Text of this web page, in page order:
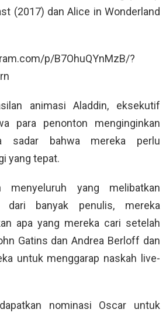
(2017) dan Alice in Wonderland
p/B7OhuQYnMzB/?
animasi Aladdin, eksekutif
para penonton menginginkan
sadar bahwa mereka perlu
yang tepat.
menyeluruh yang melibatkan
dari banyak penulis, mereka
apa yang mereka cari setelah
Gatins dan Andrea Berloff dan
untuk menggarap naskah live-
nominasi Oscar untuk